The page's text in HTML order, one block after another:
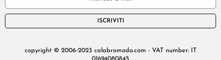
ISCRIVITI
copyright © 2006-2023 calabromoda.com - VAT number: IT